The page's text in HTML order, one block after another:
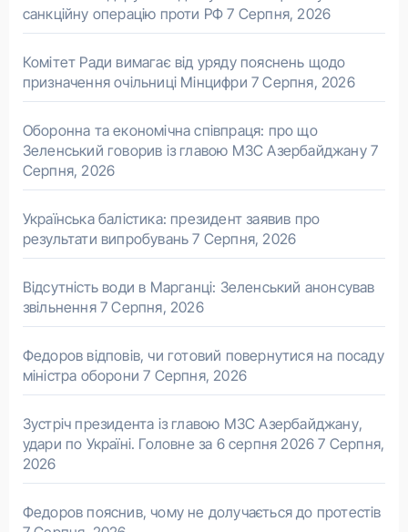
санкційну операцію проти РФ 7 Серпня, 2026
Комітет Ради вимагає від уряду пояснень щодо
призначення очільниці Мінцифри 7 Серпня, 2026
Оборонна та економічна співпраця: про що
Зеленський говорив із главою МЗС Азербайджану 7
Серпня, 2026
Українська балістика: президент заявив про
результати випробувань 7 Серпня, 2026
Відсутність води в Марганці: Зеленський анонсував
звільнення 7 Серпня, 2026
Федоров відповів, чи готовий повернутися на посаду
міністра оборони 7 Серпня, 2026
Зустріч президента із главою МЗС Азербайджану,
удари по Україні. Головне за 6 серпня 2026 7 Серпня,
2026
Федоров пояснив, чому не долучається до протестів